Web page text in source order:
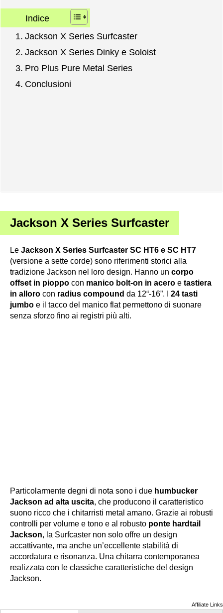
Indice
Jackson X Series Surfcaster
Jackson X Series Dinky e Soloist
Pro Plus Pure Metal Series
Conclusioni
Jackson X Series Surfcaster
Le Jackson X Series Surfcaster SC HT6 e SC HT7
(versione a sette corde) sono riferimenti storici alla
tradizione Jackson nel loro design. Hanno un corpo
offset in pioppo con manico bolt-on in acero e tastiera
in alloro con radius compound da 12“-16”. I 24 tasti
jumbo e il tacco del manico flat permettono di suonare
senza sforzo fino ai registri più alti.
Particolarmente degni di nota sono i due humbucker
Jackson ad alta uscita, che producono il caratteristico
suono ricco che i chitarristi metal amano. Grazie ai robusti
controlli per volume e tono e al robusto ponte hardtail
Jackson, la Surfcaster non solo offre un design
accattivante, ma anche un’eccellente stabilità di
accordatura e risonanza. Una chitarra contemporanea
realizzata con le classiche caratteristiche del design
Jackson.
Affiliate Links